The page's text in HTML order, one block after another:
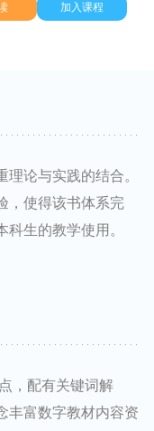
加入课程
论与实践的结合。
，使得该书体系完
科生的教学使用。
，配有关键词解
丰富数字教材内容资